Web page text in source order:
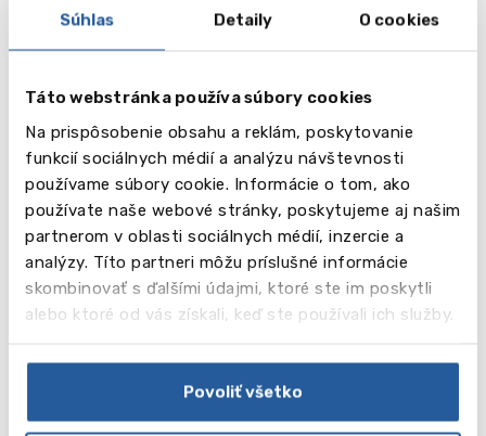
Súhlas Detaily O cookies
Táto webstránka používa súbory cookies
Na prispôsobenie obsahu a reklám, poskytovanie
funkcií sociálnych médií a analýzu návštevnosti
používame súbory cookie. Informácie o tom, ako
používate naše webové stránky, poskytujeme aj našim
partnerom v oblasti sociálnych médií, inzercie a
analýzy. Títo partneri môžu príslušné informácie
skombinovať s ďalšími údajmi, ktoré ste im poskytli
alebo ktoré od vás získali, keď ste používali ich služby.
Povoliť všetko